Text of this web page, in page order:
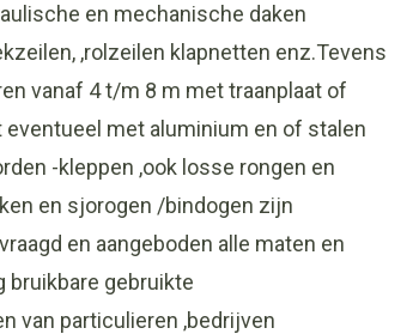
en mechanische daken
,rolzeilen klapnetten enz.Tevens
vanaf 4 t/m 8 m met traanplaat of
eventueel met aluminium en of stalen
-kleppen ,ook losse rongen en
en sjorogen /bindogen zijn
en aangeboden alle maten en
bruikbare gebruikte
van particulieren ,bedrijven